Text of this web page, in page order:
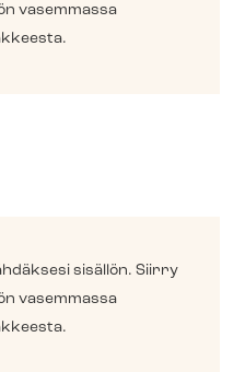
vasemmassa
sisällön. Siirry
vasemmassa